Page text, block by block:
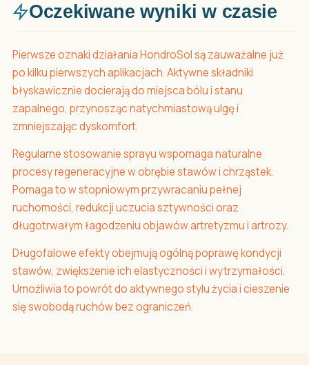
Oczekiwane wyniki w czasie
Pierwsze oznaki działania HondroSol są zauważalne już
po kilku pierwszych aplikacjach. Aktywne składniki
błyskawicznie docierają do miejsca bólu i stanu
zapalnego, przynosząc natychmiastową ulgę i
zmniejszając dyskomfort.
Regularne stosowanie sprayu wspomaga naturalne
procesy regeneracyjne w obrębie stawów i chrząstek.
Pomaga to w stopniowym przywracaniu pełnej
ruchomości, redukcji uczucia sztywności oraz
długotrwałym łagodzeniu objawów artretyzmu i artrozy.
Długofalowe efekty obejmują ogólną poprawę kondycji
stawów, zwiększenie ich elastyczności i wytrzymałości.
Umożliwia to powrót do aktywnego stylu życia i cieszenie
się swobodą ruchów bez ograniczeń.